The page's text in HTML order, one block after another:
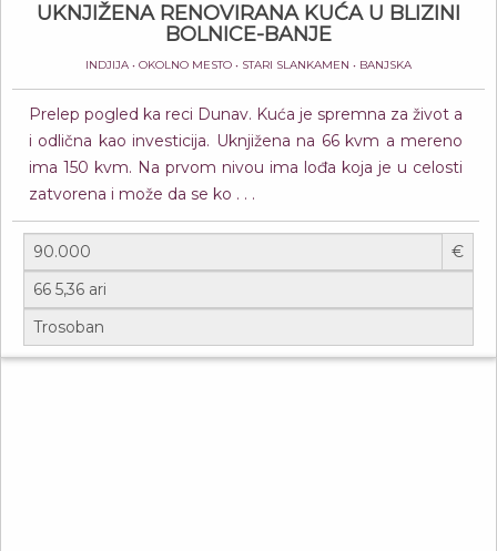
UKNJIŽENA RENOVIRANA KUĆA U BLIZINI
BOLNICE-BANJE
INDJIJA • OKOLNO MESTO • STARI SLANKAMEN • BANJSKA
Prelep pogled ka reci Dunav. Kuća je spremna za život a
i odlična kao investicija. Uknjižena na 66 kvm a mereno
ima 150 kvm. Na prvom nivou ima lođa koja je u celosti
zatvorena i može da se ko . . .
€